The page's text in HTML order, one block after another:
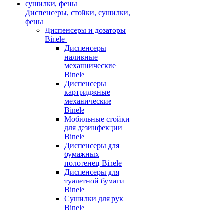
Диспенсеры, стойки, сушилки,
фены
Диспенсеры и дозаторы
Binele
Диспенсеры
наливные
механнические
Binele
Диспенсеры
картриджные
механические
Binele
Мобильные стойки
для дезинфекции
Binele
Диспенсеры для
бумажных
полотенец Binele
Диспенсеры для
туалетной бумаги
Binele
Сушилки для рук
Binele